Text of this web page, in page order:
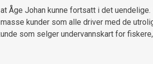
Johan kunne fortsatt i det
kunder som alle driver med de
som selger undervannskart for